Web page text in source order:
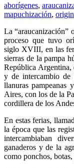
aborígenes,
mapuchización,
La “araucanización”
proceso que tuvo
siglo XVIII, en las
sierras de la pampa
República Argentina,
y de intercambio de
llanuras pampeanas
Aires, con los de la
cordillera de los
En estas ferias,
la época que las
intercambiaban
ganaderos y de la
como ponchos,